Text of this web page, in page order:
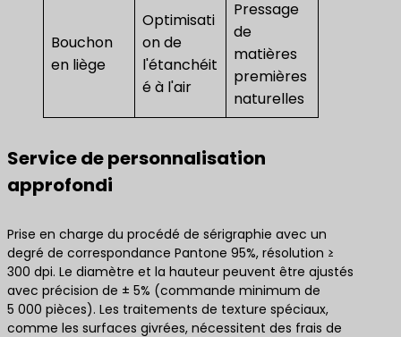
Bouchon
en liège
Optimisati
on de
l'étanchéit
é à l'air
Pressage
de
matières
premières
naturelles
Service de personnalisation
approfondi
Prise en charge du procédé de sérigraphie avec un
degré de correspondance Pantone 95%, résolution ≥
300 dpi. Le diamètre et la hauteur peuvent être ajustés
avec précision de ± 5% (commande minimum de
5 000 pièces). Les traitements de texture spéciaux,
comme les surfaces givrées, nécessitent des frais de